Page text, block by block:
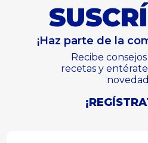
¡Haz parte de la
Recibe
recetas y